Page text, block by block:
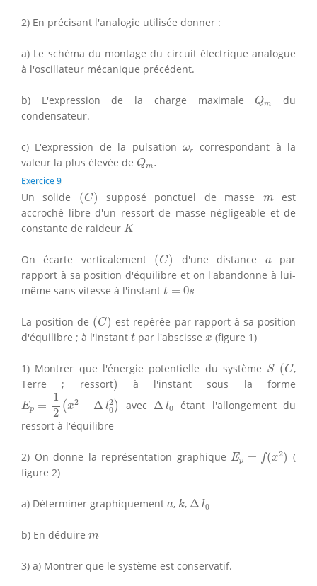
2) En précisant l'analogie utilisée donner :
a) Le schéma du montage du circuit électrique analogue
à l'oscillateur mécanique précédent.
b) L'expression de la charge maximale Qm
Q
du
condensateur.
c) L'expression de la pulsation ωr
ωr correspondant à la
valeur la plus élevée de Qm.
Q
Exercice 9
Un solide (C)
(C) supposé ponctuel de masse m
mest
accroché libre d'un ressort de masse négligeable et de
constante de raideur K
K
On écarte verticalement (C)
(C) d'une distance a
apar
rapport à sa position d'équilibre et on l'abandonne à lui-
même sans vitesse à l'instant t = 0s
t =0 s
La position de (C)
(C) est repérée par rapport à sa position
d'équilibre ; à l'instant t
t par l'abscisse x
x (figure 1)
1) Montrer que l'énergie potentielle du système S
S (C
(C,
Terre ; ressort)
) à l'instant sous la forme
Ep =
1
2 (x2 + Δ l2
0 )
Ep=1 2( x Δl02)
avec Δ l0
Δ 0
étant l'allongement du
ressort à l'équilibre
2) On donne la représentation graphiqueEp = f(x2)
Ep x2
(
figure 2)
a) Déterminer graphiquement a
a, k
k, Δ l0
Δ 0
b) En déduire m
m
3) a) Montrer que le système est conservatif.